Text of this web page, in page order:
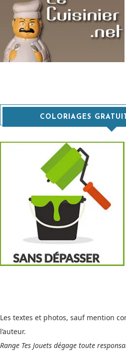
COLORIAGES
Les textes et photos, sauf mention
l’auteur.
Range Tes Jouets dégage toute